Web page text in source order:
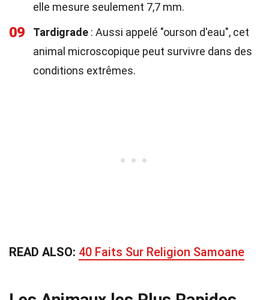
elle mesure seulement 7,7 mm.
09 Tardigrade : Aussi appelé "ourson d'eau", cet
animal microscopique peut survivre dans des
conditions extrêmes.
READ ALSO: 40 Faits Sur Religion Samoane